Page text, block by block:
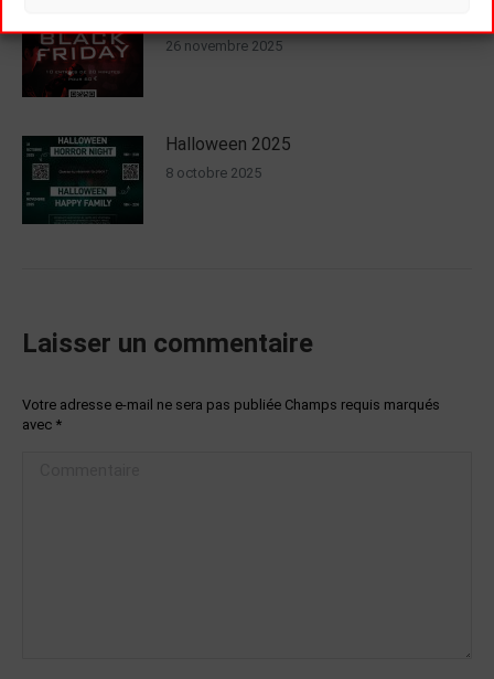
26 novembre 2025
Halloween 2025
8 octobre 2025
Laisser un commentaire
Votre adresse e-mail ne sera pas publiée Champs requis marqués
avec *